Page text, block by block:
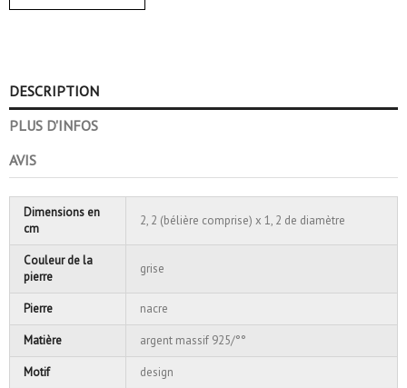
DESCRIPTION
PLUS D'INFOS
AVIS
Dimensions en
cm
2, 2 (bélière comprise) x 1, 2 de diamètre
Couleur de la
pierre
grise
Pierre nacre
Matière argent massif 925/°°
Motif design